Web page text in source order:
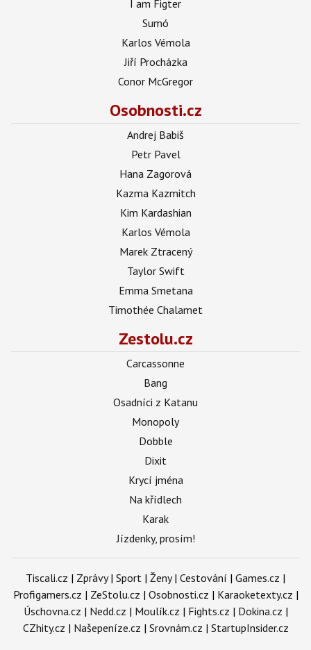
I am Figter
Sumó
Karlos Vémola
Jiří Procházka
Conor McGregor
Osobnosti.cz
Andrej Babiš
Petr Pavel
Hana Zagorová
Kazma Kazmitch
Kim Kardashian
Karlos Vémola
Marek Ztracený
Taylor Swift
Emma Smetana
Timothée Chalamet
Zestolu.cz
Carcassonne
Bang
Osadníci z Katanu
Monopoly
Dobble
Dixit
Krycí jména
Na křídlech
Karak
Jízdenky, prosím!
Tiscali.cz | Zprávy| Sport | Ženy| Cestování | Games.cz |
Profigamers.cz | ZeStolu.cz | Osobnosti.cz | Karaoketexty.cz |
Úschovna.cz | Nedd.cz | Moulík.cz | Fights.cz | Dokina.cz |
CZhity.cz | Našepeníze.cz | Srovnám.cz | StartupInsider.cz